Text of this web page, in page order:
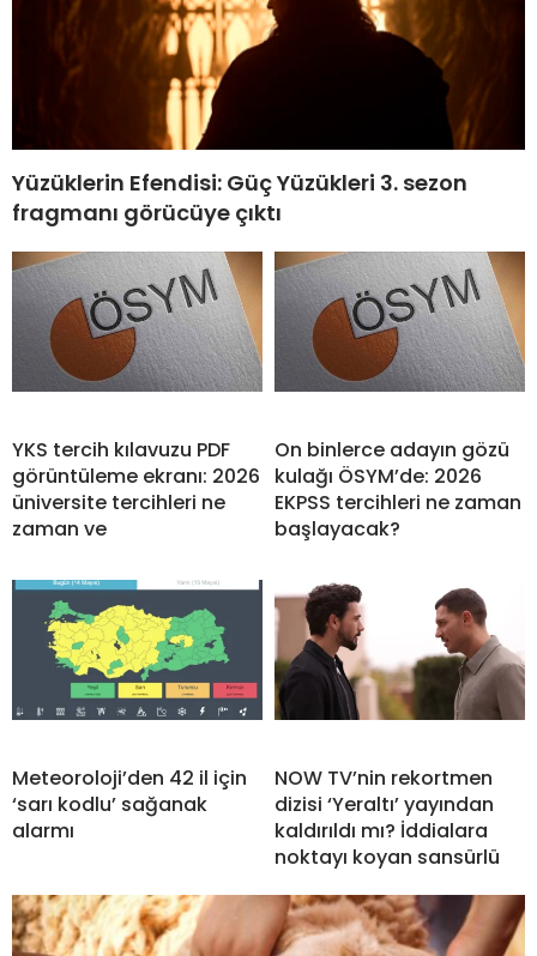
Yüzüklerin Efendisi: Güç Yüzükleri 3. sezon
fragmanı görücüye çıktı
YKS tercih kılavuzu PDF
görüntüleme ekranı: 2026
üniversite tercihleri ne
zaman ve
On binlerce adayın gözü
kulağı ÖSYM’de: 2026
EKPSS tercihleri ne zaman
başlayacak?
Meteoroloji’den 42 il için
‘sarı kodlu’ sağanak
alarmı
NOW TV’nin rekortmen
dizisi ‘Yeraltı’ yayından
kaldırıldı mı? İddialara
noktayı koyan sansürlü